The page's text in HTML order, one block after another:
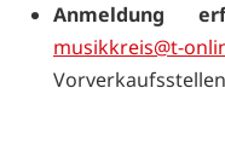
Anmeldung
musikkreis@t-
Vorverkaufsstellen